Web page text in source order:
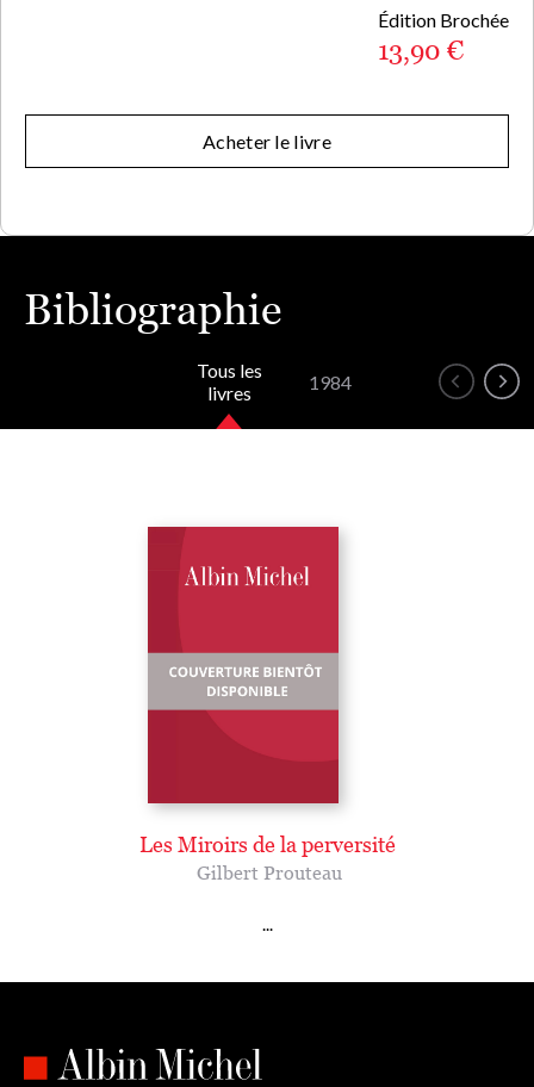
Édition Brochée
13,90 €
Acheter le livre
Bibliographie
Tous les
livres
1984
Les Miroirs de la perversité
Gilbert Prouteau
...